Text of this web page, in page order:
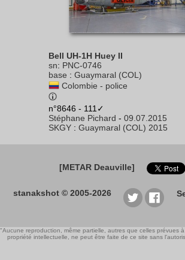
Bell UH-1H Huey II
sn: PNC-0746
base : Guaymaral (COL)
Colombie - police
n°8646 - 111✓
Stéphane Pichard - 09.07.2015
SKGY : Guaymaral (COL) 2015
[METAR Deauville]
stanakshot © 2005-2026
"Aucune reproduction, même partielle, autres que celles prévues
propriété intellectuelle, ne peut être faite de ce site sans